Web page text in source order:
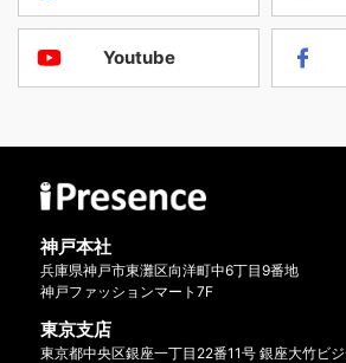
Youtube
神戸本社
兵庫県神戸市東灘区向洋町中6丁目9番地
神戸ファッションマート7F
東京支店
東京都中央区銀座一丁目22番11号 銀座大竹ビ